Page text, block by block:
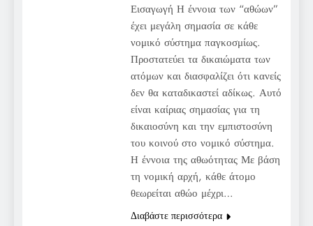
Εισαγωγή Η έννοια των “αθώων”
έχει μεγάλη σημασία σε κάθε
νομικό σύστημα παγκοσμίως.
Προστατεύει τα δικαιώματα των
ατόμων και διασφαλίζει ότι κανείς
δεν θα καταδικαστεί αδίκως. Αυτό
είναι καίριας σημασίας για τη
δικαιοσύνη και την εμπιστοσύνη
του κοινού στο νομικό σύστημα.
Η έννοια της αθωότητας Με βάση
τη νομική αρχή, κάθε άτομο
θεωρείται αθώο μέχρι…
Διαβάστε περισσότερα